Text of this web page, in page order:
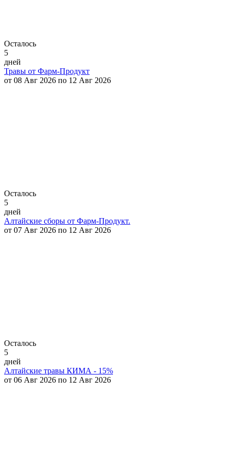
Осталось
5
дней
Травы от Фарм-Продукт
от 08 Авг 2026 по 12 Авг 2026
Осталось
5
дней
Алтайские сборы от Фарм-Продукт.
от 07 Авг 2026 по 12 Авг 2026
Осталось
5
дней
Алтайские травы КИМА - 15%
от 06 Авг 2026 по 12 Авг 2026